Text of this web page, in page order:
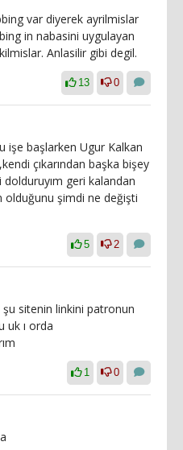
var diyerek ayrilmislar
in nabasini uygulayan
Anlasilir gibi degil.
13 0
işe başlarken Ugur Kalkan
çıkarından başka bişey
geri kalandan
olduğunu şimdi ne değişti
5 2
sitenin linkini patronun
uk ı orda
1 0